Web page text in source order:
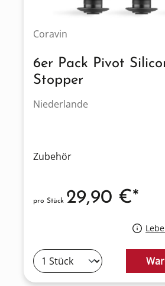
Coravin
6er Pack Pivot
Stopper
Niederlande
Zubehör
pro Stück 29,90 €*